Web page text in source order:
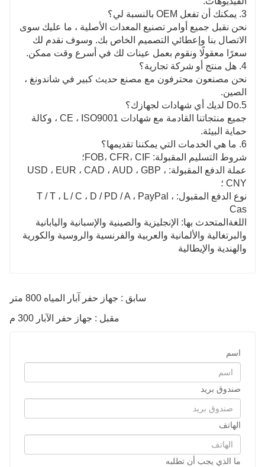
3. يمكنك أن تفعل OEM بالنسبة لي؟
نحن نقبل جميع أوامر تصنيع المعدات الأصلية ، ما عليك سوى
الاتصال بنا وإعطائي التصميم الخاص بك. وسوف نقدم لك
سعرًا معقولًا ونقوم بعمل عينات لك في أسرع وقت ممكن.
4. هل منتج أو شركة تجارية؟
نحن مصنعون محترفون مع مصنع حديث كبير في شاندونغ ،
الصين.
5.Do لديك أي شهادات لجهازك؟
جميع منتجاتنا القادمة مع شهادات CE ، ISO9001 ، وكالة
حماية البيئة.
6. ما هي الخدمات التي يمكننا تقديمها؟
شروط التسليم المقبولة: FOB، CFR، CIF؛
عملة الدفع المقبولة: USD ، EUR ، CAD ، AUD ، GBP ،
CNY ؛
نوع الدفع المقبول: T / T ، L / C ، D / PD / A ، PayPal ،
Cas
اللغةالمتحدث بها: الإنجليزية والصينية والإسبانية واليابانية
والبرتغالية والألمانية والعربية والفرنسية والروسية والكورية
والهندية والإيطالية
سابق : جهاز حفر آبار المياه 800 متر
مقبل : جهاز حفر الآبار 300 م
اسم
صندوق بريد
الهاتف
ما الذي يجب أن تطلبه